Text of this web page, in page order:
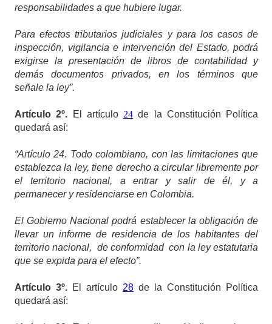
responsabilidades a que hubiere lugar.
Para efectos tributarios judiciales y para los casos de
inspección, vigilancia e intervención del Estado, podrá
exigirse la presentación de libros de contabilidad y
demás documentos privados, en los términos que
señale la ley”.
Artículo 2º. El artículo 24 de la Constitución Política
quedará así:
“Artículo 24. Todo colombiano, con las limitaciones que
establezca la ley, tiene derecho a circular libremente por
el territorio nacional, a entrar y salir de él, y a
permanecer y residenciarse en Colombia.
El Gobierno Nacional podrá establecer la obligación de
llevar un informe de residencia de los habitantes del
territorio nacional, de conformidad con la ley estatutaria
que se expida para el efecto”.
Artículo 3º. El artículo 28 de la Constitución Política
quedará así: